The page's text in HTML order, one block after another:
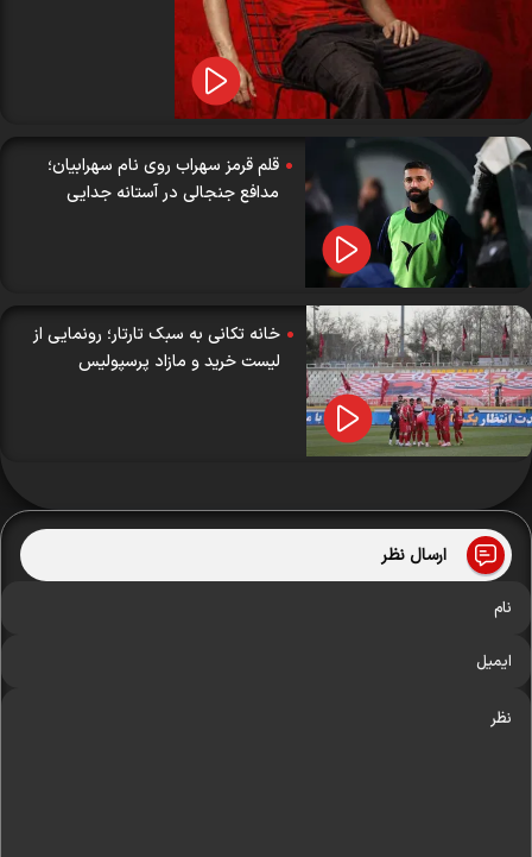
قلم قرمز سهراب روی نام سهرابیان؛
مدافع جنجالی در آستانه جدایی
خانه تکانی به سبک تار‌تار؛ رونمایی از
لیست خرید و مازاد پرسپولیس
ارسال نظر